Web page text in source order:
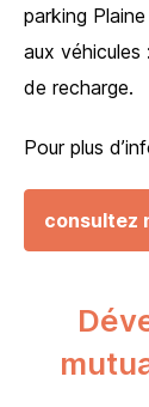
parking
aux
de recharge.
Pour plus
consultez